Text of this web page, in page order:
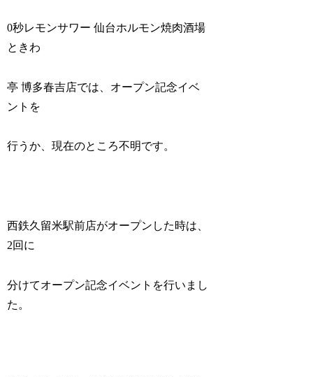
0秒レモンサワー 仙台ホルモン焼肉酒場
ときわ
亭 博多春吉店では、オープン記念イベ
ントを
行うか、現在のところ不明です。
西鉄久留米駅前店がオープンした時は、
2回に
分けてオープン記念イベントを行いまし
た。